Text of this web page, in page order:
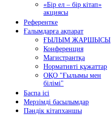
«Бір ел – бір кітап»
акциясы
Референтке
Ғалымдарға ақпарат
ҒЫЛЫМ ЖАРШЫСЫ
Конференция
Магистрантқа
Нормативті құжаттар
ОҚО "Ғылымы мен
білімі"
Баспа ісі
Мерзімді басылымдар
Пәндік кітапханшы